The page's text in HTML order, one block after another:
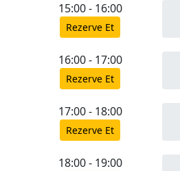
15:00 - 16:00
Rezerve Et
16:00 - 17:00
Rezerve Et
17:00 - 18:00
Rezerve Et
18:00 - 19:00